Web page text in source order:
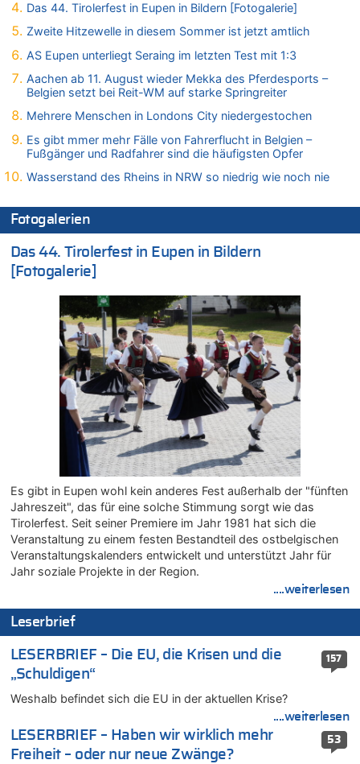
09.08.2026 - 07:00 von Zuhörer zu
Leipzig, Mechernich und die Frage: Wer steckt hinter den
Drohnen mit Strengstoff? War es Russland?
09.08.2026 - 01:10 von Peter S. zu
Leipzig, Mechernich und die Frage: Wer steckt hinter den
09.08.2026 - 01:07 von Peter S. zu
Drohnen mit Strengstoff? War es Russland?
09.08.2026 - 01:05 von Peter S. zu
Leipzig, Mechernich und die Frage: Wer steckt hinter den
Drohnen mit Strengstoff? War es Russland?
08.08.2026 - 23:27 von Bingo zu
Zweite Hitzewelle in diesem Sommer ist jetzt amtlich
08.08.2026 - 22:47 von Heinz F. zu
Wasserstand des Rheins in NRW so niedrig wie noch nie
08.08.2026 - 22:39 von Hugo Egon Bernhard von Sinnen zu
Politischer Eklat bei der Gedenkfeier in Marcinelle – Meloni:
„Schwerwiegende und beschämende Geste“
08.08.2026 - 22:23 von Marcel Scholzen Eimerscheid zu
Politischer Eklat bei der Gedenkfeier in Marcinelle – Meloni:
„Schwerwiegende und beschämende Geste“
08.08.2026 - 22:12 von Hugo Egon Bernhard von Sinnen zu
LESERBRIEF – Für lokale, dezentrale Energieproduktion
Leipzig, Mechernich und die Frage: Wer steckt hinter den
Drohnen mit Strengstoff? War es Russland?
08.08.2026 - 22:07 von Shari zu
Belgier knackt Jackpot bei Lotterie EuroMillions und gewinnt
mehr als 111 Millionen €
Leipzig, Mechernich und die Frage: Wer steckt hinter den
Drohnen mit Strengstoff? War es Russland?
Zwölf Jahre nach Aachener Bankraub: 70-Jähriger gefasst
08.08.2026 - 21:28 von Noah Parmentier zu
Leipzig, Mechernich und die Frage: Wer steckt hinter den
08.08.2026 - 21:11 von Mungo zu
Leipzig, Mechernich und die Frage: Wer steckt hinter den
Das 44. Tirolerfest in Eupen in Bildern [Fotogalerie]
Zweite Hitzewelle in diesem Sommer ist jetzt amtlich
AS Eupen unterliegt Seraing im letzten Test mit 1:3
Aachen ab 11. August wieder Mekka des Pferdesports –
Belgien setzt bei Reit-WM auf starke Springreiter
Mehrere Menschen in Londons City niedergestochen
Es gibt mmer mehr Fälle von Fahrerflucht in Belgien –
Fußgänger und Radfahrer sind die häufigsten Opfer
Wasserstand des Rheins in NRW so niedrig wie noch nie
Fotogalerien
Das 44. Tirolerfest in Eupen in Bildern
[Fotogalerie]
Es gibt in Eupen wohl kein anderes Fest außerhalb der "fünften
Jahreszeit", das für eine solche Stimmung sorgt wie das
Tirolerfest. Seit seiner Premiere im Jahr 1981 hat sich die
Veranstaltung zu einem festen Bestandteil des ostbelgischen
Veranstaltungskalenders entwickelt und unterstützt Jahr für
Jahr soziale Projekte in der Region.
....weiterlesen
Leserbrief
157
LESERBRIEF – Die EU, die Krisen und die
„Schuldigen“
Weshalb befindet sich die EU in der aktuellen Krise?
....weiterlesen
53
LESERBRIEF – Haben wir wirklich mehr
Freiheit – oder nur neue Zwänge?